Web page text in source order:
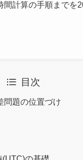
計算の手順までを
目次
問題の位置づけ